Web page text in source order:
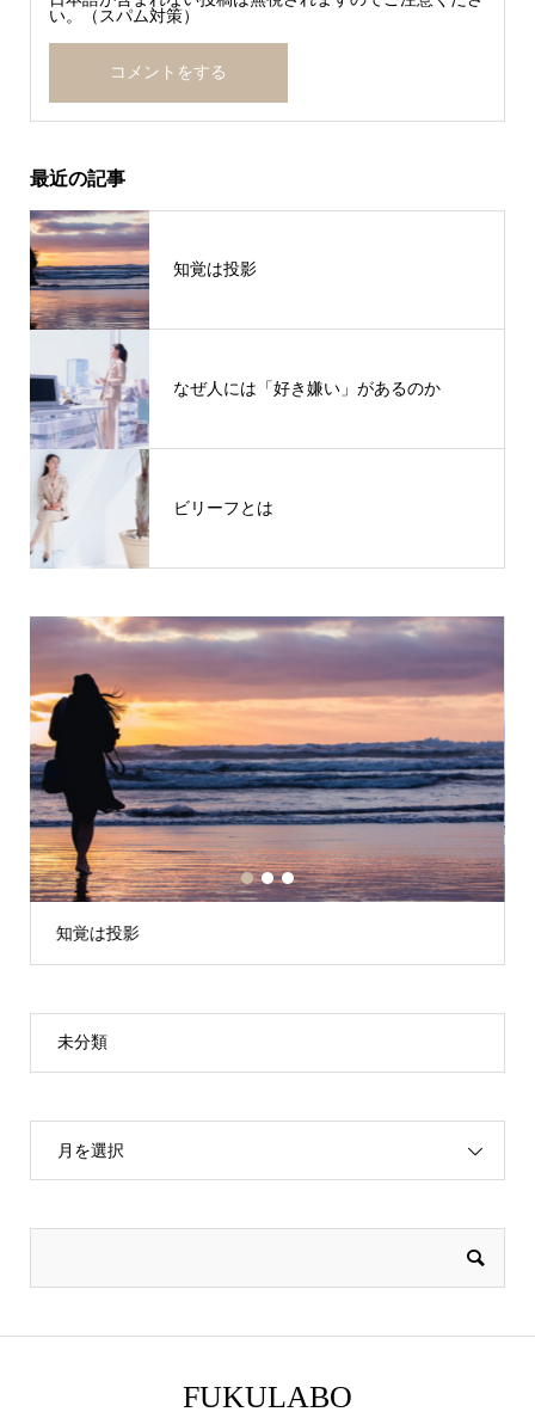
い。（スパム対策）
最近の記事
知覚は投影
なぜ人には「好き嫌い」があるのか
ビリーフとは
知覚は投影
1 2 3
未分類
月を選択
FUKULABO